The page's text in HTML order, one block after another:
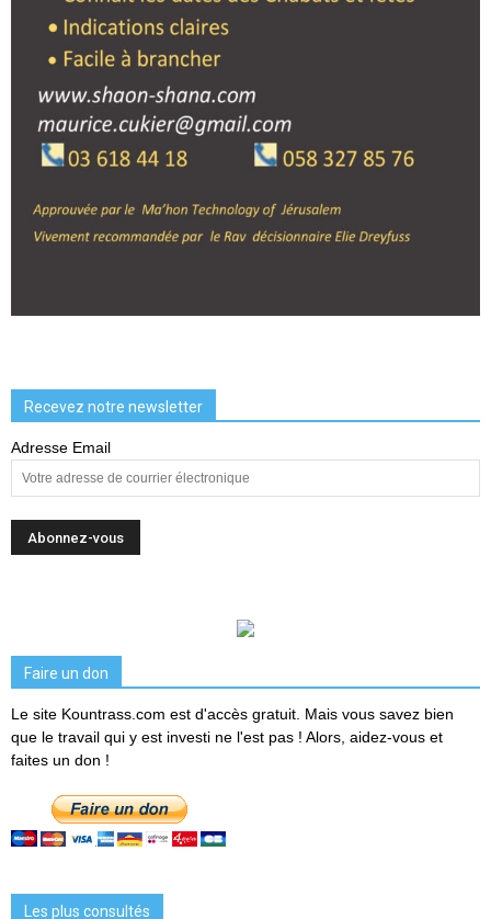
Recevez notre newsletter
Adresse Email
Faire un don
Le site Kountrass.com est d'accès gratuit. Mais vous savez bien
que le travail qui y est investi ne l'est pas ! Alors, aidez-vous et
faites un don !
Les plus consultés